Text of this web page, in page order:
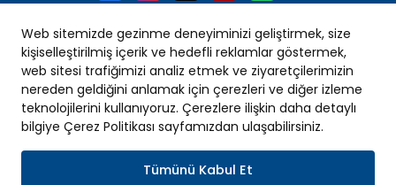
Web sitemizde gezinme deneyiminizi geliştirmek, size
kişiselleştirilmiş içerik ve hedefli reklamlar göstermek,
web sitesi trafiğimizi analiz etmek ve ziyaretçilerimizin
nereden geldiğini anlamak için çerezleri ve diğer izleme
teknolojilerini kullanıyoruz. Çerezlere ilişkin daha detaylı
bilgiye Çerez Politikası sayfamızdan ulaşabilirsiniz.
Tümünü Kabul Et